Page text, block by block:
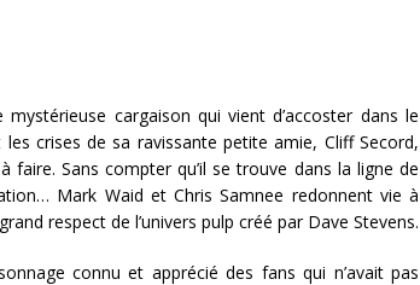
mystérieuse cargaison qui vient d’accoster dans le
crises de sa ravissante petite amie, Cliff Secord,
faire. Sans compter qu’il se trouve dans la ligne de
Mark Waid et Chris Samnee redonnent vie à
respect de l’univers pulp créé par Dave Stevens.
connu et apprécié des fans qui n’avait pas